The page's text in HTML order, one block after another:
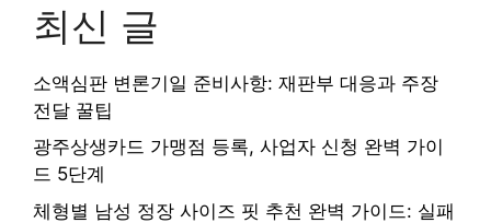
최신 글
소액심판 변론기일 준비사항: 재판부 대응과 주장
전달 꿀팁
광주상생카드 가맹점 등록, 사업자 신청 완벽 가이
드 5단계
체형별 남성 정장 사이즈 핏 추천 완벽 가이드: 실패